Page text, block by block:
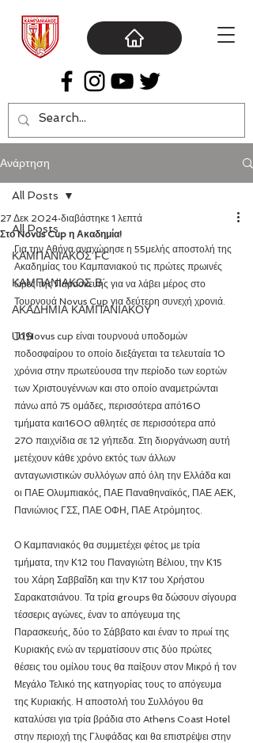
Ανάρτηση
All Posts
ΚΑΜΠΑΝΙΑΚΟΣ FC
ΚΑΜΠΑΝΙΑΚΟΣ Β΄
ΑΚΑΔΗΜΙΑ ΚΑΜΠΑΝΙΑΚΟΥ
U19
All Posts
Στο Novus Cup η Ακαδημία!
27 Δεκ 2024 διαβάστηκε 1 λεπτά
Για την Αθήνα αναχώρησε η 55μελής αποστολή της
Ακαδημίας του Καμπανιακού τις πρώτες πρωινές
ώρες της Παρασκευής για να λάβει μέρος στο
Τουρνουά Novus Cup για δεύτερη συνεχή χρονιά.
Το Novus cup είναι τουρνουά υποδομών
ποδοσφαίρου το οποίο διεξάγεται τα τελευταία 10
χρόνια στην πρωτεύουσα την περίοδο των εορτών
των Χριστουγέννων και στο οποίο αναμετρώνται
πάνω από 75 ομάδες, περισσότερα από160
τμήματα και1600 αθλητές σε περισσότερα από
270 παιχνίδια σε 12 γήπεδα. Στη διοργάνωση αυτή
μετέχουν κάθε χρόνο εκτός των άλλων
ανταγωνιστικών συλλόγων από όλη την Ελλάδα και
οι ΠΑΕ Ολυμπιακός, ΠΑΕ Παναθηναϊκός, ΠΑΕ ΑΕΚ,
Πανιώνιος ΓΣΣ, ΠΑΕ ΟΦΗ, ΠΑΕ Ατρόμητος.
Ο Καμπανιακός θα συμμετέχει φέτος με τρία
τμήματα, την Κ12 του Παναγιώτη Βέλιου, την Κ15
του Χάρη Σαββαΐδη και την Κ17 του Χρήστου
Σαρακατσιάνου. Τα τρία groups θα δώσουν σίγουρα
τέσσερις αγώνες, έναν το απόγευμα της
Παρασκευής, δύο το Σάββατο και έναν το πρωί της
Κυριακής ενώ αν τερματίσουν στις δύο πρώτες
θέσεις του ομίλου τους θα παίξουν στον Μικρό ή τον
Μεγάλο Τελικό της κατηγορίας τους το απόγευμα
της Κυριακής. Η αποστολή του Συλλόγου θα
καταλύσει για τρία βράδια στο Athens Coast Hotel
στην περιοχή της Γλυφάδας και θα επιστρέψει στην